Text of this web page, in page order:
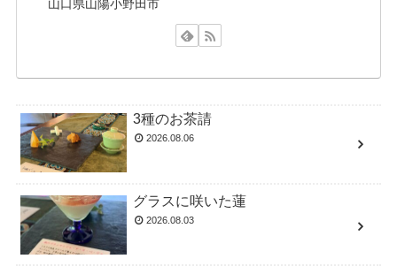
山口県山陽小野田市
3種のお茶請
2026.08.06
グラスに咲いた蓮
2026.08.03